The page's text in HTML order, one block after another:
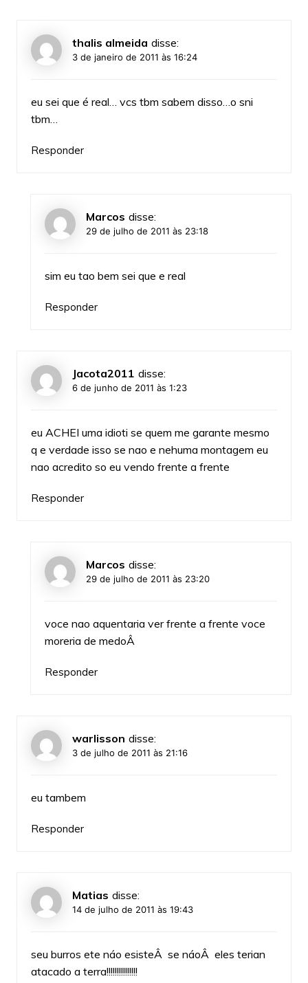
thalis almeida disse:
3 de janeiro de 2011 às 16:24
eu sei que é real… vcs tbm sabem disso…o sni
tbm…
Responder
Marcos disse:
29 de julho de 2011 às 23:18
sim eu tao bem sei que e real
Responder
Jacota2011 disse:
6 de junho de 2011 às 1:23
eu ACHEI uma idioti se quem me garante mesmo
q e verdade isso se nao e nehuma montagem eu
nao acredito so eu vendo frente a frente
Responder
Marcos disse:
29 de julho de 2011 às 23:20
voce nao aquentaria ver frente a frente voce
moreria de medoÂ
Responder
warlisson disse:
3 de julho de 2011 às 21:16
eu tambem
Responder
Matias disse:
14 de julho de 2011 às 19:43
seu burros ete náo esisteÂ se náoÂ eles terian
atacado a terra!!!!!!!!!!!!!!!